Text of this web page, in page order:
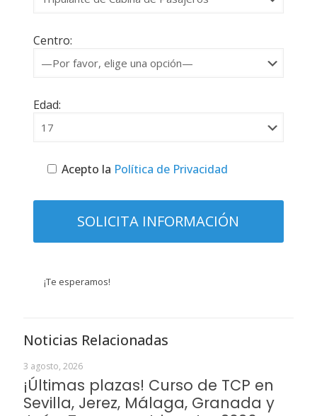
Centro:
Edad:
Acepto la Política de Privacidad
¡Te esperamos!
Noticias Relacionadas
3 agosto, 2026
¡Últimas plazas! Curso de TCP en
Sevilla, Jerez, Málaga, Granada y